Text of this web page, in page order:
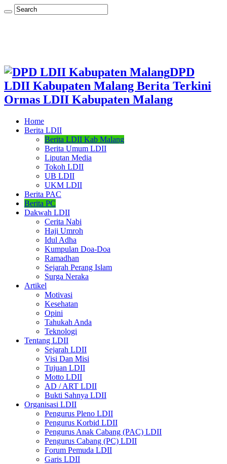
DPD
LDII Kabupaten Malang Berita Terkini
Ormas LDII Kabupaten Malang
Home
Berita LDII
Berita LDII Kab Malang
Berita Umum LDII
Liputan Media
Tokoh LDII
UB LDII
UKM LDII
Berita PAC
Berita PC
Dakwah LDII
Cerita Nabi
Haji Umroh
Idul Adha
Kumpulan Doa-Doa
Ramadhan
Sejarah Perang Islam
Surga Neraka
Artikel
Motivasi
Kesehatan
Opini
Tahukah Anda
Teknologi
Tentang LDII
Sejarah LDII
Visi Dan Misi
Tujuan LDII
Motto LDII
AD / ART LDII
Bukti Sahnya LDII
Organisasi LDII
Pengurus Pleno LDII
Pengurus Korbid LDII
Pengurus Anak Cabang (PAC) LDII
Pengurus Cabang (PC) LDII
Forum Pemuda LDII
Garis LDII